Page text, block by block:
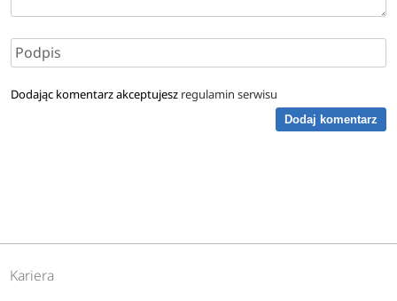
Dodając komentarz akceptujesz regulamin serwisu
Dodaj komentarz
Kariera